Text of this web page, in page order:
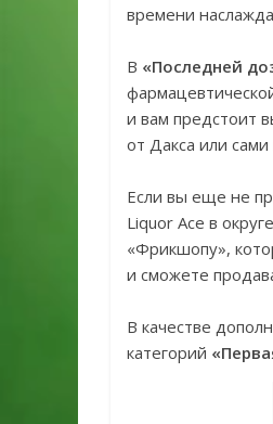
времени
В «Последней
и вам предстоит
от Дакса или
Если вы еще не
Liquor Ace в
«Фрикшопу»,
и сможете
В качестве
категорий